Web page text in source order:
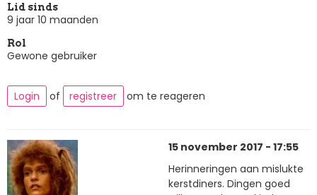
Lid sinds
9 jaar 10 maanden
Rol
Gewone gebruiker
Login of registreer om te reageren
15 november 2017 - 17:55
Herinneringen aan mislukte
kerstdiners. Dingen goed